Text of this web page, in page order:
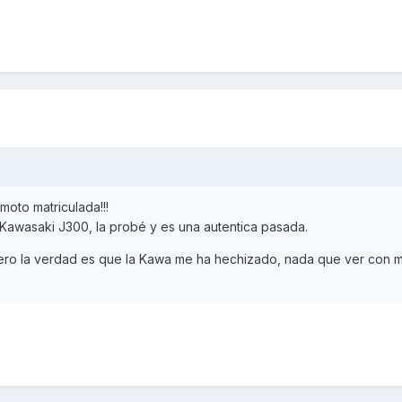
matriculada!!!
J300, la probé y es una autentica pasada.
la verdad es que la Kawa me ha hechizado, nada que ver con